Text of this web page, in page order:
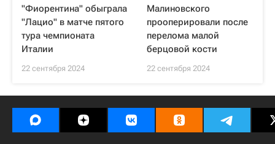
"Фиорентина" обыграла
"Лацио" в матче пятого
тура чемпионата
Италии
22 сентября 2024
Малиновского
прооперировали после
перелома малой
берцовой кости
22 сентября 2024